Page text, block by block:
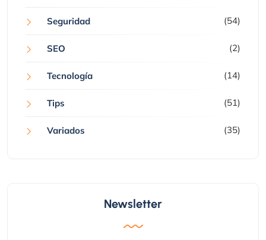
Seguridad (54)
SEO (2)
Tecnología (14)
Tips (51)
Variados (35)
Newsletter